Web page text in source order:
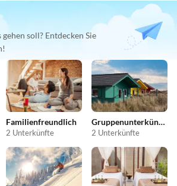
soll? Entdecken Sie
Familienfreundlich
2 Unterkünfte
Gruppenunterkünfte
2 Unterkünfte